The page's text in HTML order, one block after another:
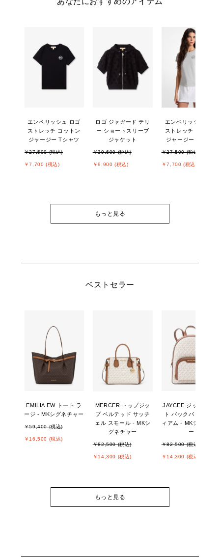
エンベリッシュ ロゴ
ストレッチ コットン
ジャージー Tシャツ
￥27,500 (税込)
￥7,700 (税込)
ロゴ ジャガード テリ
ー ショートスリーブ
ジャケット
￥39,600 (税込)
￥9,900 (税込)
エンベリッシュ ロゴ
ストレッチ コットン
ジャージー Tシャツ
￥27,500 (税込)
￥7,700 (税込)
もっと見る
ベストセラー
EMILIA EW トート ラ
ージ - MKシグネチャー
￥59,400 (税込)
￥16,500 (税込)
MERCER トップジッ
プ ベルテッド サッチ
ェル スモール - MKシ
グネチャー
￥82,500 (税込)
￥14,300 (税込)
JAYCEE ジップポケッ
ト バックパック ミデ
ィアム - MKシグネチ
ー
￥82,500 (税込)
￥14,300 (税込)
もっと見る